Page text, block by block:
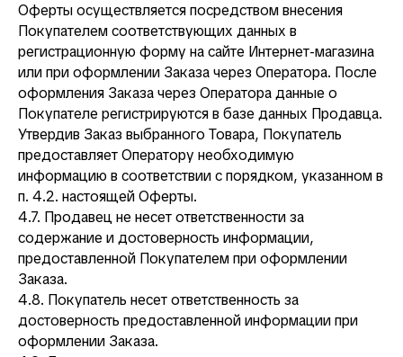
Оферты осуществляется посредством внесения
Покупателем соответствующих данных в
регистрационную форму на сайте Интернет-магазина
или при оформлении Заказа через Оператора. После
оформления Заказа через Оператора данные о
Покупателе регистрируются в базе данных Продавца.
Утвердив Заказ выбранного Товара, Покупатель
предоставляет Оператору необходимую
информацию в соответствии с порядком, указанном в
п. 4.2. настоящей Оферты.
4.7. Продавец не несет ответственности за
содержание и достоверность информации,
предоставленной Покупателем при оформлении
Заказа.
4.8. Покупатель несет ответственность за
достоверность предоставленной информации при
оформлении Заказа.